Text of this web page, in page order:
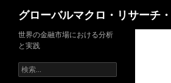
グローバルマクロ・リサーチ
世界の金融市場における分析
と実践
検
索: